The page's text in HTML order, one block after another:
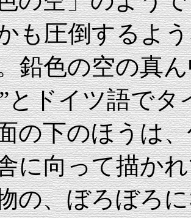
も圧倒するよ
鉛色の空の真ん
とドイツ語で
の下のほうは
に向って描か
の、ぼろぼろ